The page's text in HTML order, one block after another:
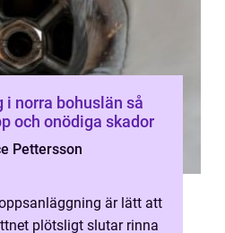
bohuslän så
och onödiga skador
Pettersson
är lätt att
plötsligt slutar rinna